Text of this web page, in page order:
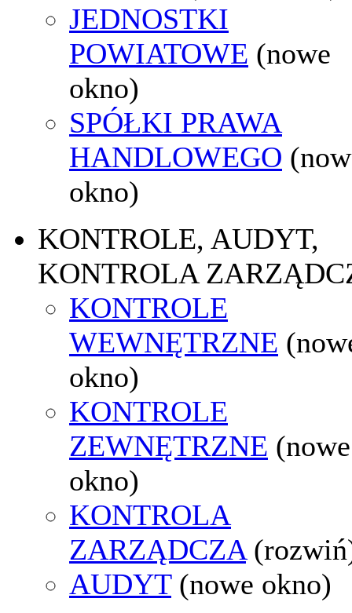
JEDNOSTKI
POWIATOWE (nowe
okno)
SPÓŁKI PRAWA
HANDLOWEGO
okno)
KONTROLE, AUDYT,
KONTROLA
KONTROLE
WEWNĘTRZNE
okno)
KONTROLE
ZEWNĘTRZNE (nowe
okno)
KONTROLA
ZARZĄDCZA
AUDYT (nowe okno)